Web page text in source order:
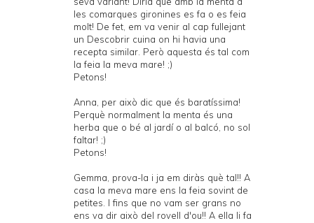
les comarques gironines es fa o es feia
molt! De fet, em va venir al cap fullejant
un Descobrir cuina on hi havia una
recepta similar. Però aquesta és tal com
la feia la meva mare! ;)
Petons!
Anna, per això dic que és baratíssima!
Perquè normalment la menta és una
herba que o bé al jardí o al balcó, no sol
faltar! ;)
Petons!
Gemma, prova-la i ja em diràs què tal!! A
casa la meva mare ens la feia sovint de
petites. I fins que no vam ser grans no
ens va dir això del rovell d'ou!! A ella li fa